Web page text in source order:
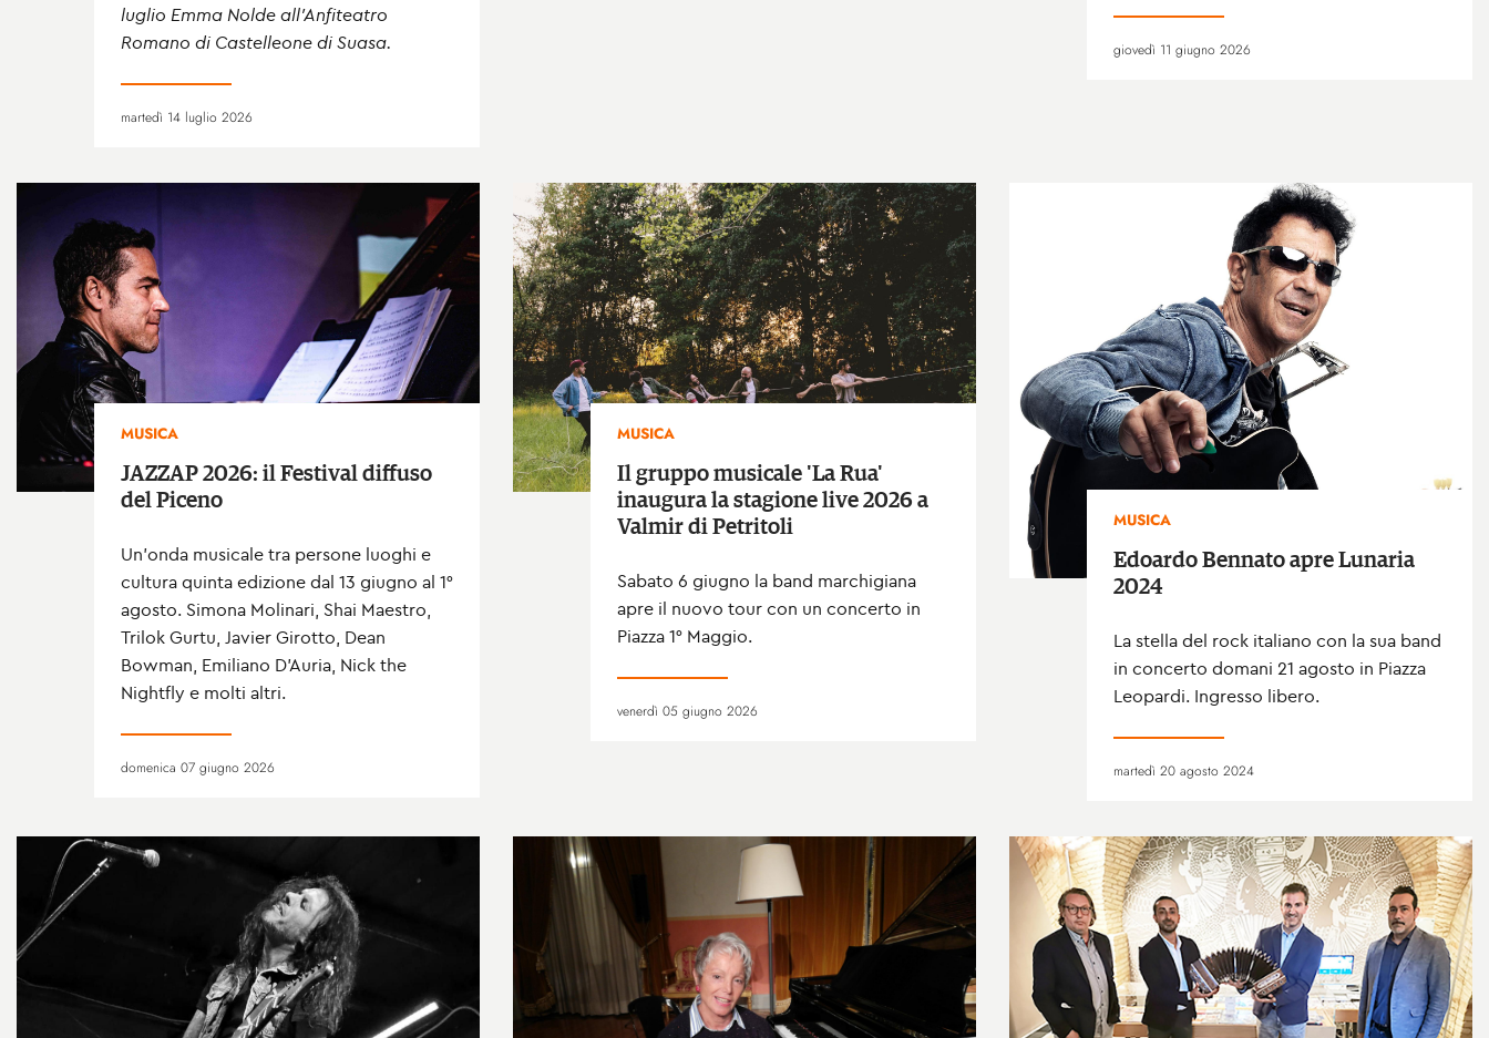
luglio Emma Nolde all’Anfiteatro
Romano di Castelleone di Suasa.
martedì 14 luglio 2026
giovedì 11 giugno 2026
MUSICA
JAZZAP 2026: il Festival diffuso
del Piceno
Un’onda musicale tra persone luoghi e
cultura quinta edizione dal 13 giugno al 1°
agosto. Simona Molinari, Shai Maestro,
Trilok Gurtu, Javier Girotto, Dean
Bowman, Emiliano D’Auria, Nick the
Nightfly e molti altri.
domenica 07 giugno 2026
MUSICA
Il gruppo musicale 'La Rua'
inaugura la stagione live 2026 a
Valmir di Petritoli
Sabato 6 giugno la band marchigiana
apre il nuovo tour con un concerto in
Piazza 1° Maggio.
venerdì 05 giugno 2026
MUSICA
Edoardo Bennato apre Lunaria
2024
La stella del rock italiano con la sua band
in concerto domani 21 agosto in Piazza
Leopardi. Ingresso libero.
martedì 20 agosto 2024